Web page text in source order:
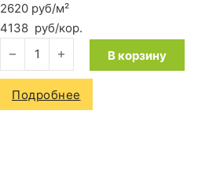
2620 руб/м²
4138 руб/кор.
Количество товара Ламинат
В корзину
Подробнее